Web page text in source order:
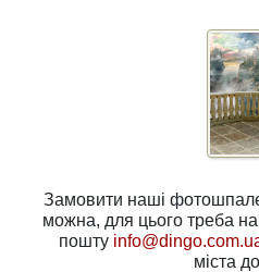
Замовити наші
можна, для цього треба написати нам на електронну
пошту
міста